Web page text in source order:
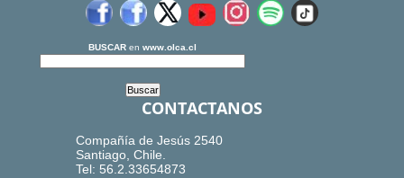
BUSCAR en www.olca.cl
CONTACTANOS
Compañía de Jesús 2540
Santiago, Chile.
Tel: 56.2.33654873